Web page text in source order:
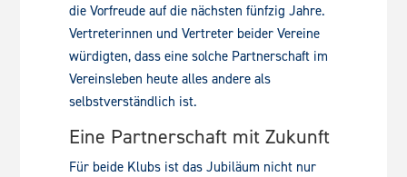
die Vorfreude auf die nächsten fünfzig Jahre.
Vertreterinnen und Vertreter beider Vereine
würdigten, dass eine solche Partnerschaft im
Vereinsleben heute alles andere als
selbstverständlich ist.
Eine Partnerschaft mit Zukunft
Für beide Klubs ist das Jubiläum nicht nur